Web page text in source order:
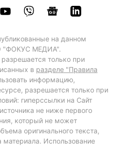
на данном
"ФОКУС МЕДИА".
только при
в разделе "Правила
информацию,
разрешается только при
гиперссылки на Сайт
не ниже первого
который не может
оригинального текста,
материала. Использование